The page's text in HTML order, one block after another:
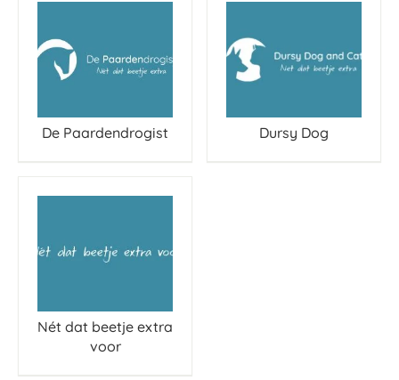
De Paardendrogist Dursy Dog
Nét dat beetje extra
voor